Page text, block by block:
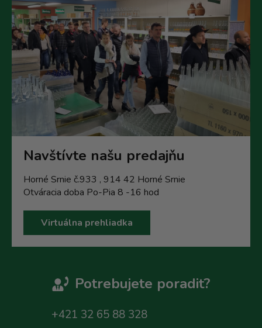
Navštívte našu predajňu
Horné Srnie č.933 , 914 42 Horné Srnie
Otváracia doba Po-Pia 8 -16 hod
Virtuálna prehliadka
Potrebujete poradit?
+421 32 65 88 328